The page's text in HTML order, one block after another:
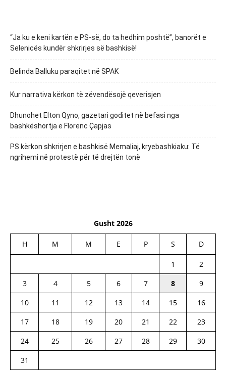
“Ja ku e keni kartën e PS-së, do ta hedhim poshtë”, banorët e
Selenicës kundër shkrirjes së bashkisë!
Belinda Balluku paraqitet në SPAK
Kur narrativa kërkon të zëvendësojë qeverisjen
Dhunohet Elton Qyno, gazetari goditet në befasi nga
bashkëshortja e Florenc Çapjas
PS kërkon shkrirjen e bashkisë Memaliaj, kryebashkiaku: Të
ngrihemi në protestë për të drejtën tonë
Gusht 2026
H M M E P S D
1
2
3
4 5 6 7 8
9
10
11 12 13 14 15
16
17
18 19 20 21 22
23
24
25 26 27 28 29
30
31